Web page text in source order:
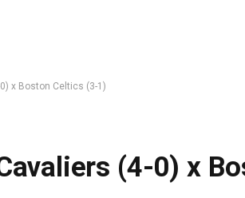
x Boston Celtics (3-1)
(4-0) x